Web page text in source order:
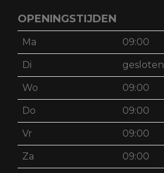
OPENINGSTIJDEN
Ma 09:00
Di gesloten
Wo 09:00
Do 09:00
Vr 09:00
Za 09:00